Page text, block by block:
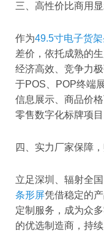
三、高性价比商用
作为49.5寸电子货
差价，依托成熟的
经济高效、竞争力
于POS、POP终端
信息展示、商品价
零售数字化标牌项目
四、实力厂家保障
立足深圳、辐射全
条形屏凭借稳定的
定制服务，成为众
的优选制造商，持